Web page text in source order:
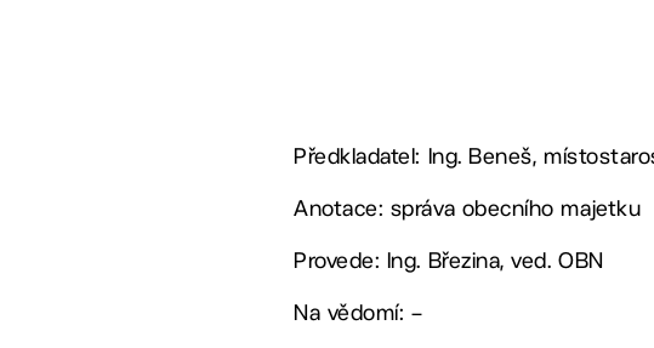
Předkladatel: Ing. Beneš,
Anotace: správa obecního majetku
Provede: Ing. Březina, ved. OBN
Na vědomí: –